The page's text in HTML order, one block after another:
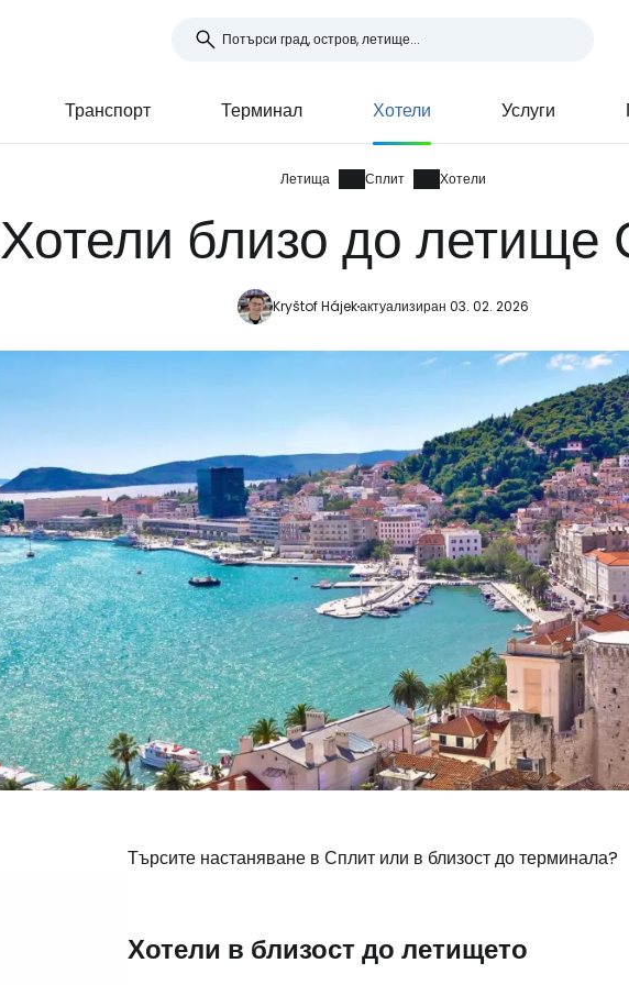
Транспорт Терминал Хотели Услуги
Летища Сплит Хотели
Хотели близо до летище
Kryštof Hájekактуализиран 03. 02. 2026
Търсите настаняване в Сплит или в близост до терминала?
Хотели в близост до летището
... световната общност на туристите